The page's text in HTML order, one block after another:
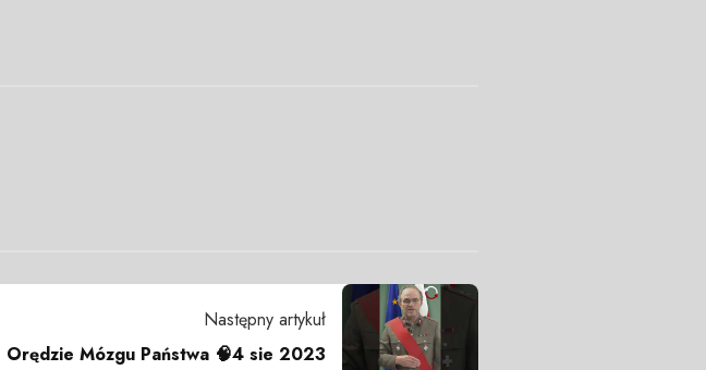
Następny artykuł
Orędzie Mózgu Państwa 🧠4 sie 2023